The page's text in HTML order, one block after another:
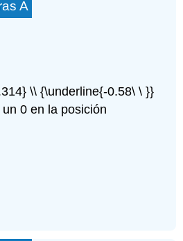
A
\\ {\underline{-0.58\ \ }}
0 en la posición